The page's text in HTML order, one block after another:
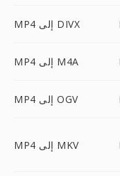
MP4 إلى DIVX
MP4 إلى M4A
MP4 إلى OGV
MP4 إلى MKV